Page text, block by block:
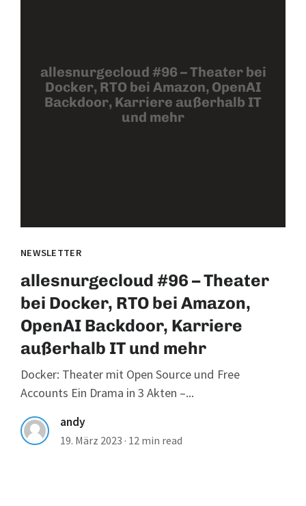
allesnurgecloud #96 – Theater bei
Docker, RTO bei Amazon, OpenAI
Backdoor, Karriere außerhalb IT
und mehr
NEWSLETTER
allesnurgecloud #96 – Theater
bei Docker, RTO bei Amazon,
OpenAI Backdoor, Karriere
außerhalb IT und mehr
Docker: Theater mit Open Source und Free
Accounts Ein Drama in 3 Akten –...
andy
19. März 2023 · 12 min read